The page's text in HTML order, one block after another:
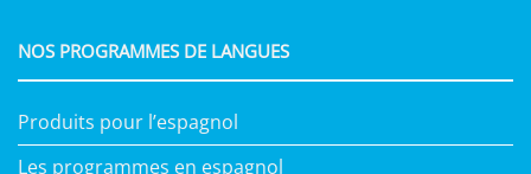
NOS PROGRAMMES DE LANGUES
Produits pour l’espagnol
Les programmes en espagnol